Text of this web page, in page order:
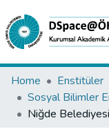
Collections
All of DSpace
Home Enstitüler